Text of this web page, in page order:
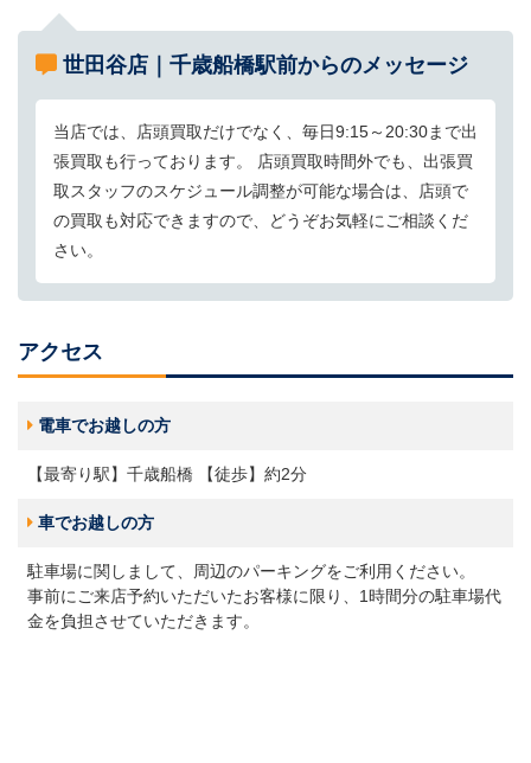
世田谷店｜千歳船橋駅前からのメッセージ
当店では、店頭買取だけでなく、毎日9:15～20:30まで出
張買取も行っております。 店頭買取時間外でも、出張買
取スタッフのスケジュール調整が可能な場合は、店頭で
の買取も対応できますので、どうぞお気軽にご相談くだ
さい。
アクセス
電車でお越しの方
【最寄り駅】千歳船橋 【徒歩】約2分
車でお越しの方
駐車場に関しまして、周辺のパーキングをご利用ください。
事前にご来店予約いただいたお客様に限り、1時間分の駐車場代
金を負担させていただきます。